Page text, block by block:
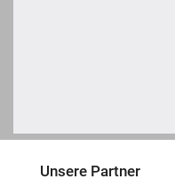
Unsere Partner